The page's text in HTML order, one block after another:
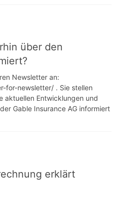
über den
Newsletter an:
for-newsletter/ . Sie stellen
aktuellen Entwicklungen und
Gable Insurance AG informiert
erklärt